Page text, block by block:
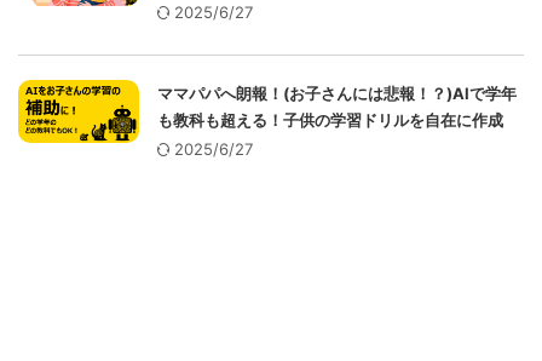
2025/6/27
ママパパへ朗報！(お子さんには悲報！？)AIで学年
も教科も超える！子供の学習ドリルを自在に作成
2025/6/27